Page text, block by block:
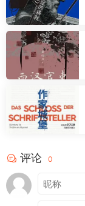
评论 0